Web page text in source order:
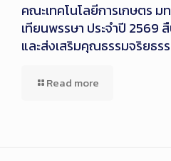
คณะเทคโนโลยีการเกษตร
เทียนพรรษา ประจำปี 2569
และส่งเสริมคุณธรรมจริยธร
Read more